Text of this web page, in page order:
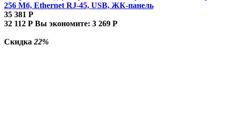
256 Мб, Ethernet RJ-45, USB, ЖК-панель
35 381 Р
32 112 Р Вы экономите: 3 269 Р
Скидка 22%